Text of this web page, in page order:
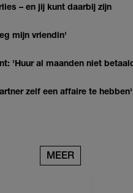
– en jij kunt daarbij zijn
mijn vriendin'
'Huur al maanden niet
zelf een affaire te hebben'
MEER